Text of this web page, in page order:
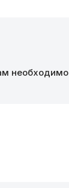
необходимо